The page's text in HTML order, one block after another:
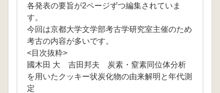
各発表の要旨が2ページずつ編集されていま
す。
今回は京都大学文学部考古学研究室主催のため
考古の内容が多いです。
<目次抜粋>
國木田 大 吉田邦夫 炭素・窒素同位体分析
を用いたクッキー状炭化物の由来解明と年代測
定